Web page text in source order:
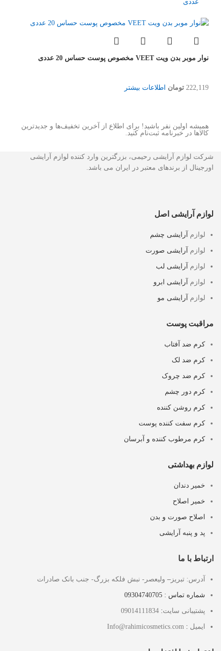
نوار موبر بدن ویت VEET مخصوص پوست حساس 20 عددی
222,119 تومان اطلاعات بیشتر
همیشه اولین نفر باشید! برای اطلاع از آخرین تخفیف‌ها و جدیدترین
کالاها در خبرنامه ثبت‌نام کنید.
شرکت لوازم آرایشی رحیمی، بزرگترین وارد کننده لوازم آرایشی
اورجینال از برندهای معتبر در ایران می باشد.
لوازم آرایشی اصل
لوازم آرایشی چشم
لوازم آرایشی صورت
لوازم آرایشی لب
لوازم آرایشی ابرو
لوازم آرایشی مو
مراقبت پوست
کرم ضد آفتاب
کرم ضد لک
کرم ضد چروک
کرم دور چشم
کرم روشن کننده
کرم سفت کننده پوست
کرم مرطوب کننده و آبرسان
لوازم بهداشتی
خمیر دندان
خمیر اصلاح
اصلاح صورت و بدن
پد و پنبه آرایشی
ارتباط با ما
آدرس: تبریز – ولیعصر- نبش فلکه بزرگ- جنب بانک صادرات
شماره تماس : 09304740705
پشتیبانی سایت:
ایمیل :